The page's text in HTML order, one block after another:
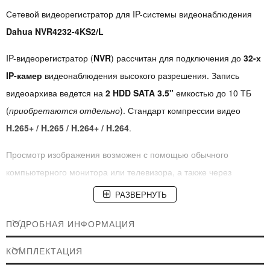
Сетевой видеорегистратор для IP-системы видеонаблюдения
Dahua NVR4232-4KS2/L
IP-видеорегистратор (NVR) рассчитан для подключения до 32-х
IP-камер видеонаблюдения высокого разрешения. Запись
видеоархива ведется на 2 HDD SATA 3.5" емкостью до 10 ТБ
(приобретаются отдельно). Стандарт компрессии видео
H.265+ / H.265 / H.264+ / H.264.
Просмотр изображения возможен с помощью обычного
компьютерного монитора или телевизора, а также через
локальную или глобальную сеть Интернет, используя ПК,
Что такое сетевой IP-видеорегистратор
IP-видеорегистратор (NVR)
РАЗВЕРНУТЬ
ПОДРОБНАЯ ИНФОРМАЦИЯ
КОМПЛЕКТАЦИЯ